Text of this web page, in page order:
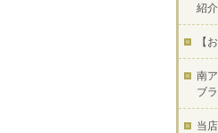
紹介
【
南
ブ
当